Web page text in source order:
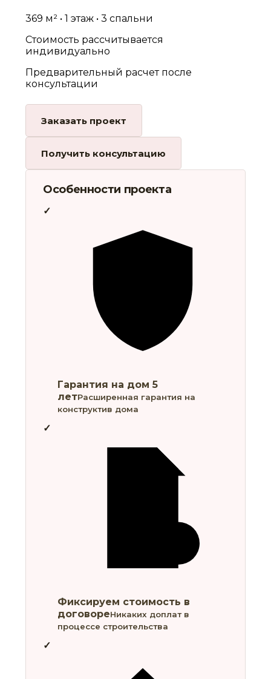
369 м² • 1 этаж • 3 спальни
Стоимость рассчитывается
индивидуально
Предварительный расчет после
консультации
Заказать проект
Получить консультацию
Особенности проекта
Гарантия на дом 5
летРасширенная гарантия на
конструктив дома
Фиксируем стоимость в
договореНикаких доплат в
процессе строительства